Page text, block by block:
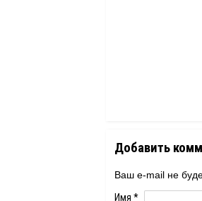
Добавить
Ваш e-mail не
Имя *